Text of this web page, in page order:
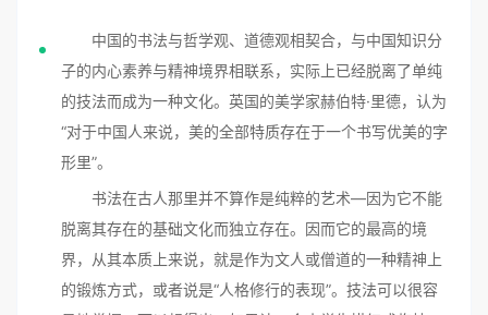
中国的书法与哲学观、道德观相契合，与中国知识分
子的内心素养与精神境界相联系，实际上已经脱离了单纯
的技法而成为一种文化。英国的美学家赫伯特·里德，认为
“对于中国人来说，美的全部特质存在于一个书写优美的字
形里”。
书法在古人那里并不算作是纯粹的艺术—因为它不能
脱离其存在的基础文化而独立存在。因而它的最高的境
界，从其本质上来说，就是作为文人或僧道的一种精神上
的锻炼方式，或者说是“人格修行的表现”。技法可以很容